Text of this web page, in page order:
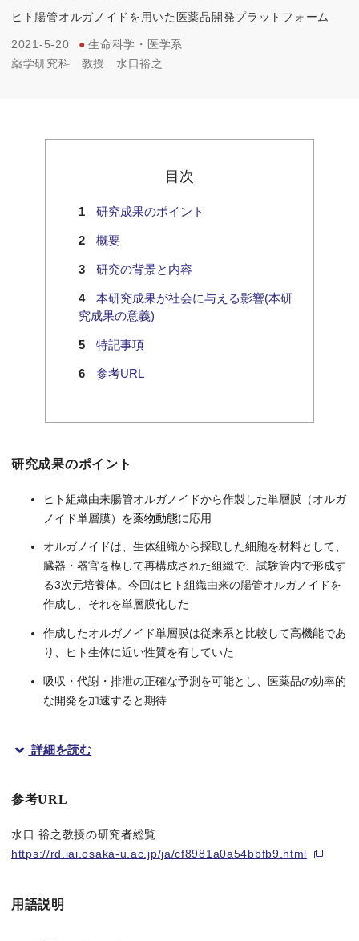
ヒト腸管オルガノイドを用いた医薬品開発プラットフォーム
2021-5-20 ● 生命科学・医学系
薬学研究科
教授 水口裕之
目次
研究成果のポイント
概要
研究の背景と内容
本研究成果が社会に与える影響(本研
究成果の意義)
特記事項
参考URL
研究成果のポイント
ヒト組織由来腸管オルガノイドから作製した単層膜（オルガ
ノイド単層膜）を薬物動態に応用
オルガノイドは、生体組織から採取した細胞を材料として、
臓器・器官を模して再構成された組織で、試験管内で形成す
る3次元培養体。今回はヒト組織由来の腸管オルガノイドを
作成し、それを単層膜化した
作成したオルガノイド単層膜は従来系と比較して高機能であ
り、ヒト生体に近い性質を有していた
吸収・代謝・排泄の正確な予測を可能とし、医薬品の効率的
な開発を加速すると期待
大阪大学大学院薬学研究科の水口裕之教授（国立研究開発法人
経口投与医薬品は最初に腸管において吸収・代謝・排泄を受け
本研究成果は、米国科学誌「Molecular Therapy - Methods &
詳細を読む
参考URL
水口 裕之教授の研究者総覧
https://rd.iai.osaka-u.ac.jp/ja/cf8981a0a54bbfb9.html
用語説明